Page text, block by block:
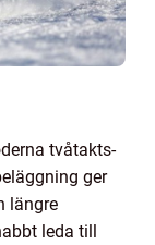
tvåtakts-
ger
längre
leda till